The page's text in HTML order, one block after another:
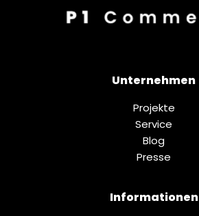
Unternehmen
Projekte
Service
Blog
Presse
Informationen